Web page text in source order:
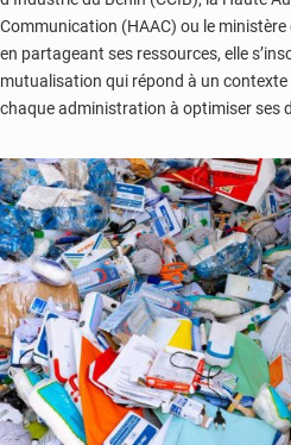
Communication (HAAC) ou le ministère
en partageant ses ressources, elle
mutualisation qui répond à un
chaque administration à optimiser ses